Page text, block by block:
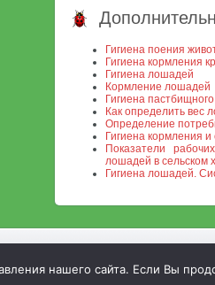
Гигиена поения
Гигиена кормления
Гигиена лошадей
Кормление лошадей
Гигиена
Как определить вес
Определение
Гигиена кормления
Показатели
лошадей в сельском
Гигиена лошадей.
нашего сайта. Если Вы